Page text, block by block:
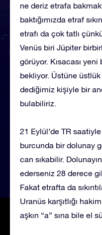
ne deriz etrafa
baktığımızda etraf
etrafı da çok tatlı
Venüs biri Jüpiter
görüyor. Kısacası
bekliyor. Üstüne üstlük
dediğimiz kişiyle bir
bulabiliriz.
21 Eylül’de TR
burcunda bir dolunay
can sıkabilir.
ederseniz 28 derece
Fakat etrafta da
Uranüs karşıtlığı
aşkın “a” sına bile el